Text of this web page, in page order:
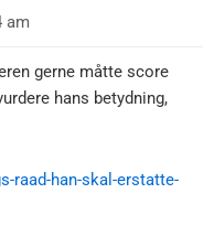
am
gerne måtte score
hans betydning,
raad-han-skal-erstatte-